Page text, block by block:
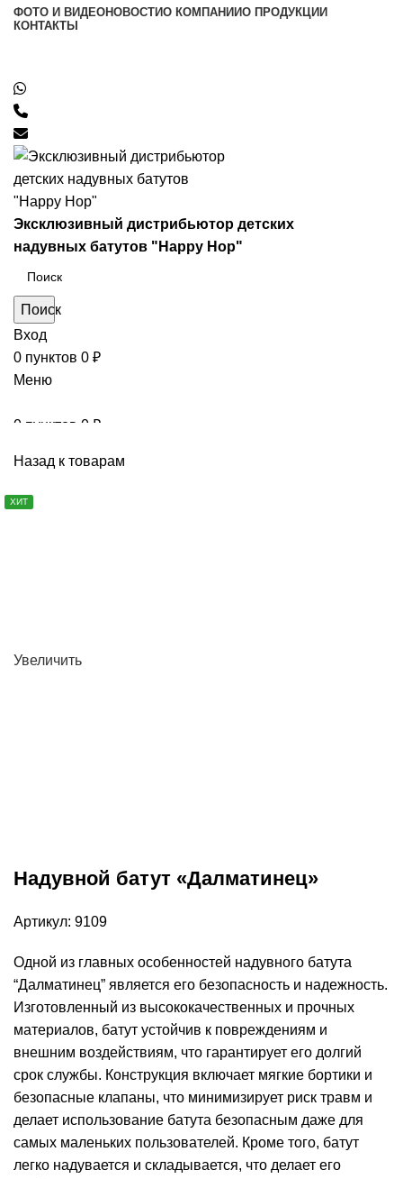
ФОТО И ВИДЕОНОВОСТИО КОМПАНИИО ПРОДУКЦИИ
КОНТАКТЫ
Эксклюзивный дистрибьютор детских
надувных батутов "Happy Hop"
Поиск
Вход
0 пунктов 0 ₽
Меню
0 пунктов 0 ₽
Назад к товарам
ХИТ
Увеличить
Надувной батут «Далматинец»
Артикул: 9109
Одной из главных особенностей надувного батута
“Далматинец” является его безопасность и надежность.
Изготовленный из высококачественных и прочных
материалов, батут устойчив к повреждениям и
внешним воздействиям, что гарантирует его долгий
срок службы. Конструкция включает мягкие бортики и
безопасные клапаны, что минимизирует риск травм и
делает использование батута безопасным даже для
самых маленьких пользователей. Кроме того, батут
легко надувается и складывается, что делает его